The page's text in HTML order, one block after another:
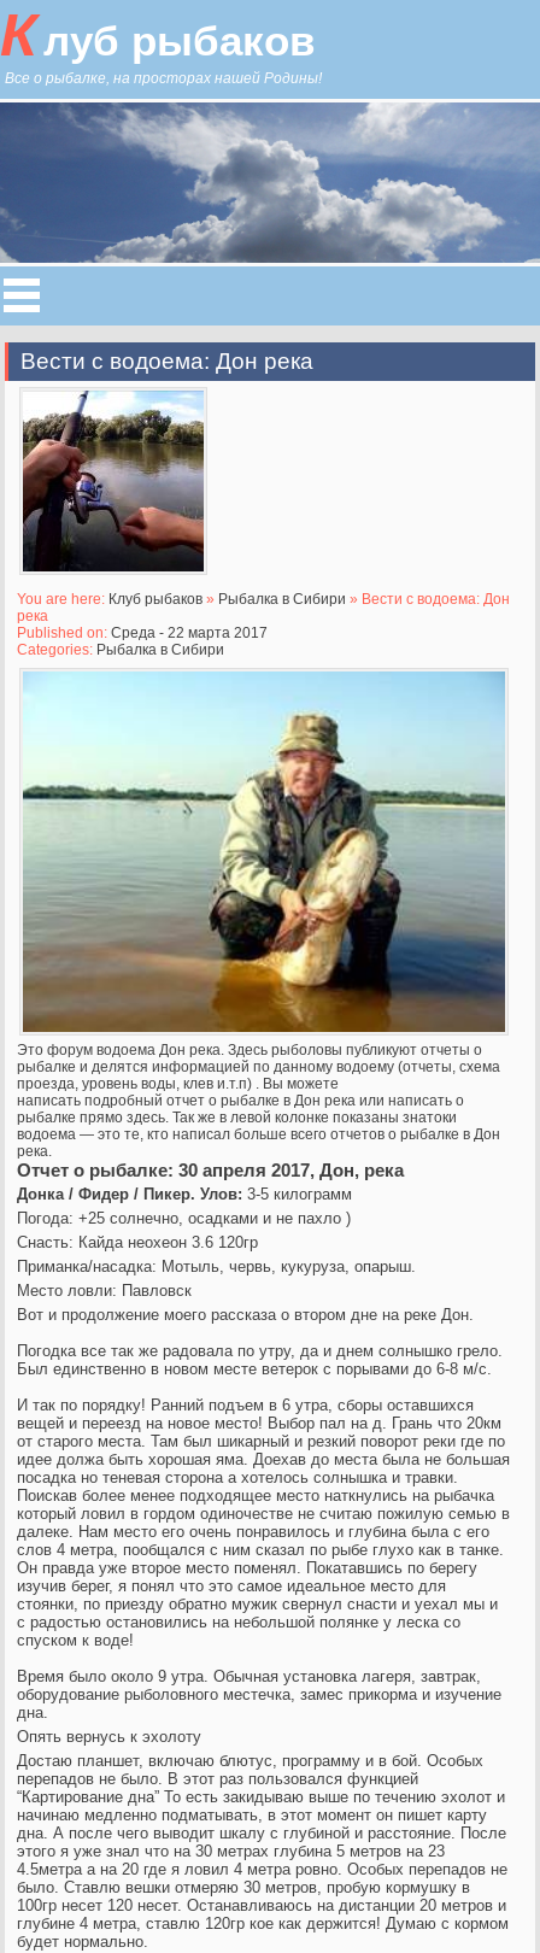
Клуб рыбаков
Все о рыбалке, на просторах нашей Родины!
Вести с водоема: Дон река
You are here: Клуб рыбаков » Рыбалка в Сибири » Вести с водоема: Дон
река
Published on:Среда - 22 марта 2017
Categories: Рыбалка в Сибири
Это форум водоема Дон река. Здесь рыболовы публикуют отчеты о
рыбалке и делятся информацией по данному водоему (отчеты, схема
проезда, уровень воды, клев и.т.п) . Вы можете
написать подробный отчет о рыбалке в Дон река или написать о
рыбалке прямо здесь. Так же в левой колонке показаны знатоки
водоема — это те, кто написал больше всего отчетов о рыбалке в Дон
река.
Отчет о рыбалке: 30 апреля 2017, Дон, река
Донка / Фидер / Пикер. Улов:3-5 килограмм
Погода: +25 солнечно, осадками и не пахло )
Снасть: Кайда неохеон 3.6 120гр
Приманка/насадка: Мотыль, червь, кукуруза, опарыш.
Место ловли: Павловск
Вот и продолжение моего рассказа о втором дне на реке Дон.
Погодка все так же радовала по утру, да и днем солнышко грело.
Был единственно в новом месте ветерок с порывами до 6-8 м/с.
И так по порядку! Ранний подъем в 6 утра, сборы оставшихся
вещей и переезд на новое место! Выбор пал на д. Грань что 20км
от старого места. Там был шикарный и резкий поворот реки где по
идее должа быть хорошая яма. Доехав до места была не большая
посадка но теневая сторона а хотелось солнышка и травки.
Поискав более менее подходящее место наткнулись на рыбачка
который ловил в гордом одиночестве не считаю пожилую семью в
далеке. Нам место его очень понравилось и глубина была с его
слов 4 метра, пообщался с ним сказал по рыбе глухо как в танке.
Он правда уже второе место поменял. Покатавшись по берегу
изучив берег, я понял что это самое идеальное место для
стоянки, по приезду обратно мужик свернул снасти и уехал мы и
с радостью остановились на небольшой полянке у леска со
спуском к воде!
Время было около 9 утра. Обычная установка лагеря, завтрак,
оборудование рыболовного местечка, замес прикорма и изучение
дна.
Опять вернусь к эхолоту
Достаю планшет, включаю блютус, программу и в бой. Особых
перепадов не было. В этот раз пользовался функцией
“Картирование дна” То есть закидываю выше по течению эхолот и
начинаю медленно подматывать, в этот момент он пишет карту
дна. А после чего выводит шкалу с глубиной и расстояние. После
этого я уже знал что на 30 метрах глубина 5 метров на 23
4.5метра а на 20 где я ловил 4 метра ровно. Особых перепадов не
было. Ставлю вешки отмеряю 30 метров, пробую кормушку в
100гр несет 120 несет. Останавливаюсь на дистанции 20 метров и
глубине 4 метра, ставлю 120гр кое как держится! Думаю с кормом
будет нормально.